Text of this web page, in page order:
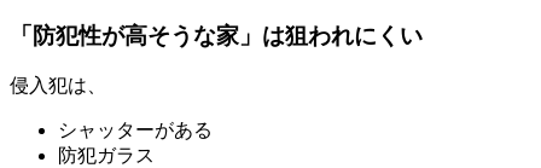
「防犯性が高そうな家」は狙われにくい
侵入犯は、
シャッターがある
防犯ガラス